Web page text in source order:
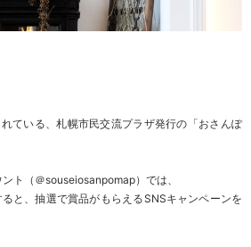
ている、札幌市民交流プラザ発行の「おさんぽ
ト（ ＠souseiosanpomap）では、
と、抽選で賞品がもらえるSNSキャンペーンを